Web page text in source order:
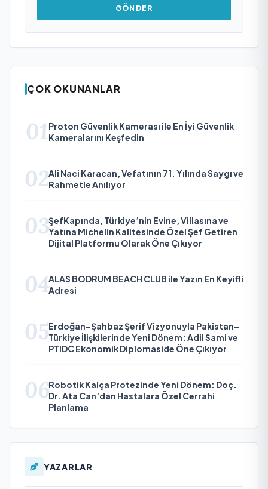
GÖNDER
ÇOK OKUNANLAR
01 Proton Güvenlik Kamerası ile En İyi Güvenlik
Kameralarını Keşfedin
02Ali Naci Karacan, Vefatının 71. Yılında Saygı ve
Rahmetle Anılıyor
03ŞefKapında, Türkiye’nin Evine, Villasına ve
Yatına Michelin Kalitesinde Özel Şef Getiren
Dijital Platformu Olarak Öne Çıkıyor
04ALAS BODRUM BEACH CLUB ile Yazın En Keyifli
Adresi
05Erdoğan–Şahbaz Şerif Vizyonuyla Pakistan–
Türkiye İlişkilerinde Yeni Dönem: Adil Sami ve
PTIDC Ekonomik Diplomaside Öne Çıkıyor
06Robotik Kalça Protezinde Yeni Dönem: Doç.
Dr. Ata Can’dan Hastalara Özel Cerrahi
Planlama
YAZARLAR